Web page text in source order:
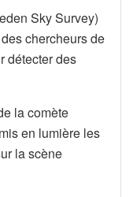
Sky Survey)
chercheurs de
détecter des
la comète
en lumière les
la scène